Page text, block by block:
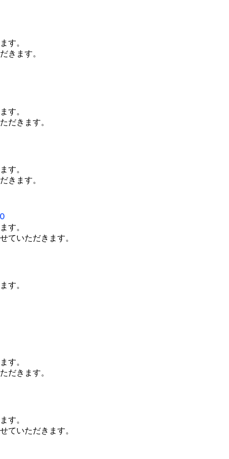
す。
きます。
す。
だきます。
す。
きます。
す。
ていただきます。
す。
す。
だきます。
す。
ていただきます。